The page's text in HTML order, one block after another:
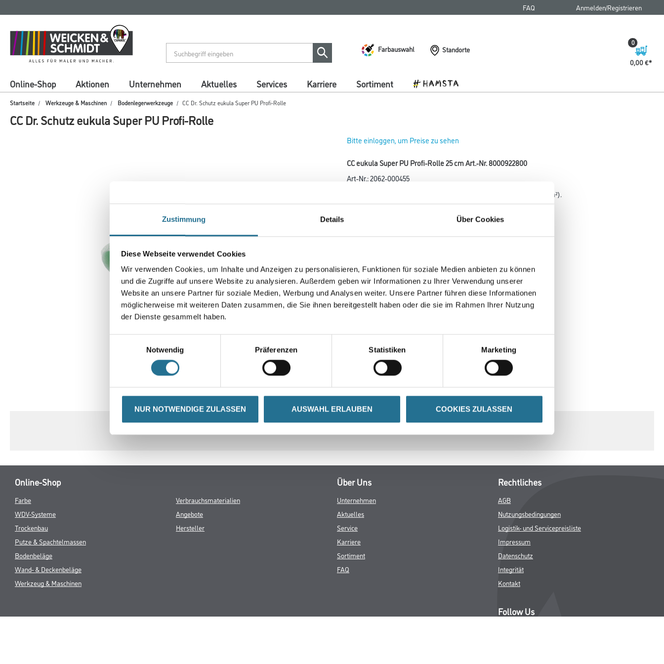
Zustimmung Details Über Cookies
Diese Webseite verwendet Cookies
Wir verwenden Cookies, um Inhalte und Anzeigen zu personalisieren, Funktionen für soziale Medien anbieten zu können
und die Zugriffe auf unsere Website zu analysieren. Außerdem geben wir Informationen zu Ihrer Verwendung unserer
Website an unsere Partner für soziale Medien, Werbung und Analysen weiter. Unsere Partner führen diese Informationen
möglicherweise mit weiteren Daten zusammen, die Sie ihnen bereitgestellt haben oder die sie im Rahmen Ihrer Nutzung
der Dienste gesammelt haben.
Notwendig
Präferenzen Statistiken Marketing
NUR NOTWENDIGE ZULASSEN AUSWAHL ERLAUBEN COOKIES ZULASSEN
springen
springen
FAQ Anmelden/Registrieren
Farbauswahl
Standorte
0,00 €
0
Online-Shop Aktionen Unternehmen Aktuelles Services Karriere Sortiment
Startseite Werkzeuge & Maschinen Bodenlegerwerkzeuge CC Dr. Schutz eukula Super PU Profi-Rolle
CC Dr. Schutz eukula Super PU Profi-Rolle
Bitte einloggen, um Preise zu sehen
CC eukula Super PU Profi-Rolle 25 cm Art.-Nr. 8000922800
Art-Nr.:2062-000455
Speziell entwickelt für den Auftrag von Super PU Siegel (ca. 100g/m²).
Umrechnungsfaktoren
CURRENT
TAB:
PRODUKTEIGENSCHAFTEN ZUSATZINFOS GEFAHRENHINWEISE
Online-Shop
Farbe
WDV-Systeme
Trockenbau
Putze & Spachtelmassen
Bodenbeläge
Wand- & Deckenbeläge
Werkzeug & Maschinen
Verbrauchsmaterialien
Angebote
Hersteller
Über Uns
Unternehmen
Aktuelles
Service
Karriere
Sortiment
FAQ
Rechtliches
AGB
Nutzungsbedingungen
Logistik- und Servicepreisliste
Impressum
Datenschutz
Integrität
Kontakt
Follow Us